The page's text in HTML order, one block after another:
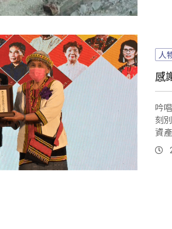
人
感
吟
刻
資
有